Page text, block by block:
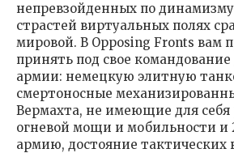
непревзойденных по
страстей виртуальных полях
мировой. В Opposing Fronts вам
принять под свое
армии: немецкую элитную
смертоносные
Вермахта, не имеющие для себя
огневой мощи и мобильности
армию, достояние тактических